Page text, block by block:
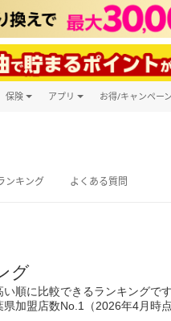
保険 アプリ お得/キャンペーン
ンキング よくある質問
グ
順に比較できるランキング
加盟店数No.1（2026年4月時